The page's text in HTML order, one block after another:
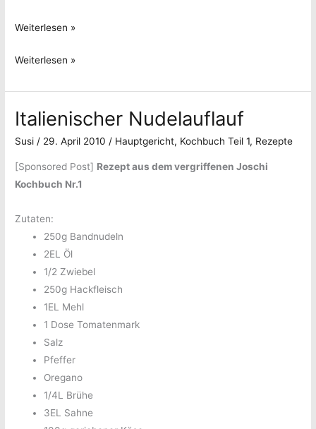
Überbackener
mit
Weiterlesen »
Überbackener
mit
Käsesauce
Weiterlesen »
Italienischer Nudelauflauf
Susi / 29. April 2010 / Hauptgericht, Kochbuch Teil 1, Rezepte
[Sponsored Post] Rezept aus dem vergriffenen Joschi
Kochbuch Nr.1
Zutaten:
250g Bandnudeln
2EL Öl
1/2 Zwiebel
250g Hackfleisch
1EL Mehl
1 Dose Tomatenmark
Salz
Pfeffer
Oregano
1/4L Brühe
3EL Sahne